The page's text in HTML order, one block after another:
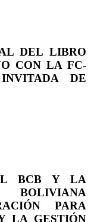
DEL LIBRO
CON LA FC-
DE
BCB Y LA
BOLIVIANA
PARA
LA GESTIÓN